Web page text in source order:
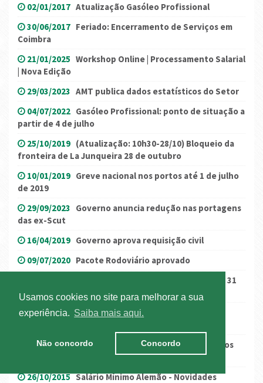
Usamos cookies no site para melhorar a sua
experiência.
Saiba mais aqui.
Não concordo Concordo
02/01/2017 Atualização Gasóleo Profissional
30/06/2017 Feriado: Encerramento de Serviços em
Coimbra
21/01/2025 Workshop Online | Processamento Salarial
| Nova Edição
29/03/2023 AMT publica dados estatísticos do Setor
04/07/2022 Gasóleo Profissional: ponto de situação a
partir de 4 de julho
25/10/2019 (Atualização: 10h30-28/10) Bloqueio da
fronteira de La Junqueira 28 de outubro
10/01/2019 Greve nacional nos portos até 1 de julho
de 2019
29/09/2023 Governo anuncia redução nas portagens
das ex-Scut
16/04/2019 Governo aprova requisição civil
09/07/2020 Pacote Rodoviário aprovado
Alemanha – Restrições à Circulação a 31
de outubro
16/05/2025 Nova Funcionalidade de Troca de
10/09/2021 Catalunha – nova restrição na AP-7 aos
26/10/2015 Salário Mínimo Alemão - Novidades